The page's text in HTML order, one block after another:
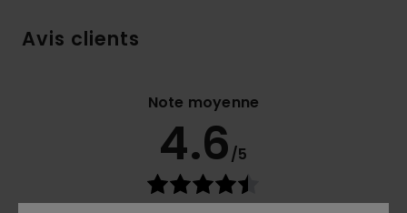
Avis clients
Note moyenne
4.6/5